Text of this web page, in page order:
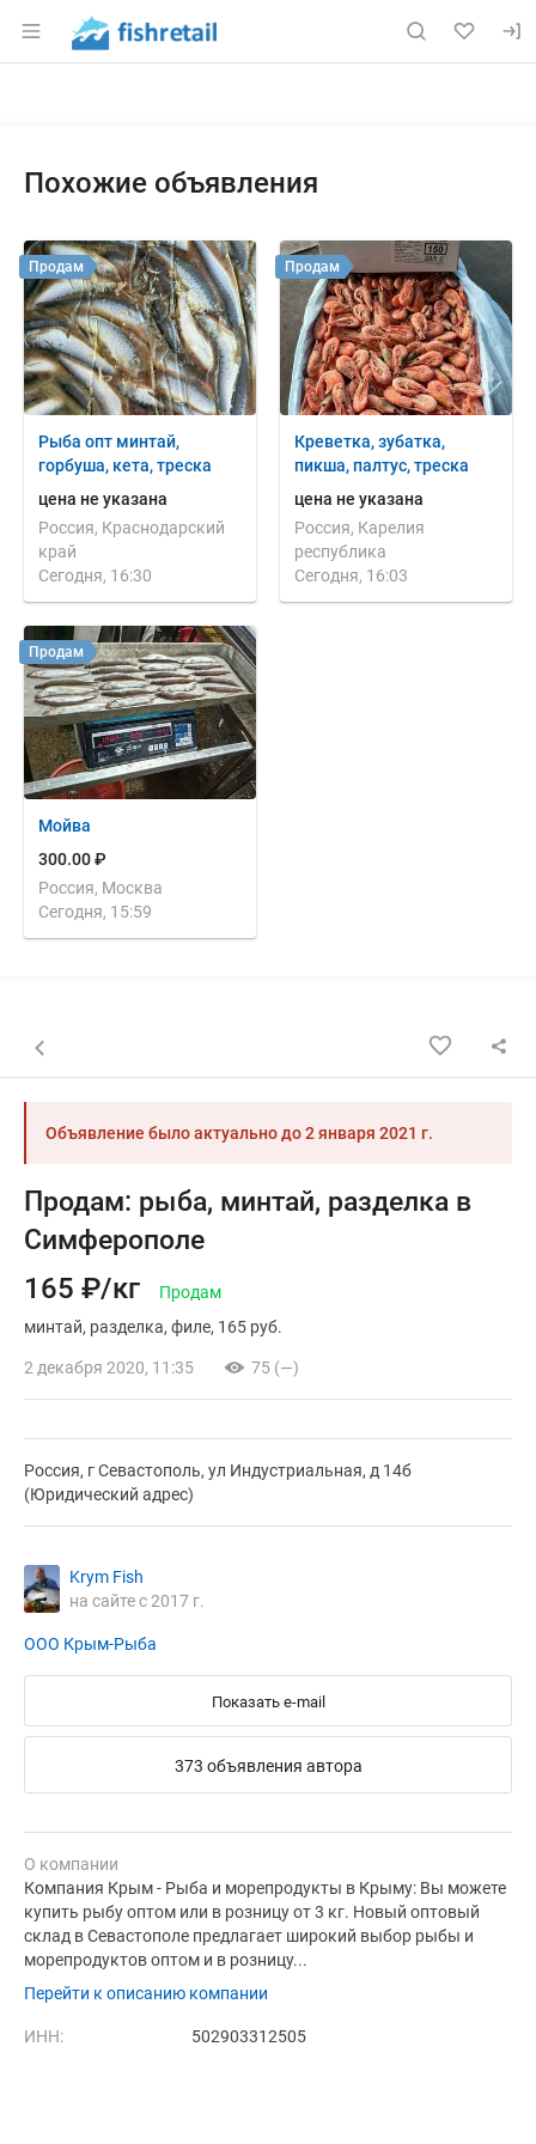
Раздел навигации по сайту fishretail.ru
Похожие объявления
Рыба опт минтай,
горбуша, кета, треска
цена не указана
Россия, Краснодарский
край
Сегодня, 16:30
Продам
Креветка, зубатка,
пикша, палтус, треска
цена не указана
Россия, Карелия
республика
Сегодня, 16:03
Продам
Мойва
300.00 ₽
Россия, Москва
Сегодня, 15:59
Продам
Назад к списку объявлений
Объявление было актуально до2 января 2021 г.
Продам: рыба, минтай, разделка в
Симферополе
165 ₽/кг
Продам
минтай разделка филе 165 руб.
2 декабря 2020, 11:35 75 (—)
Россия, г Севастополь, ул Индустриальная, д 14б
(Юридический адрес)
Krym Fish
на сайте с 2017 г.
ООО Крым-Рыба
Показать e-mail
373 объявления автора
О компании
Компания Крым - Рыба и морепродукты в Крыму: Вы можете
купить рыбу оптом или в розницу от 3 кг. Новый оптовый
склад в Севастополе предлагает широкий выбор рыбы и
морепродуктов оптом и в розницу...
Перейти к описанию компании
ИНН: 502903312505